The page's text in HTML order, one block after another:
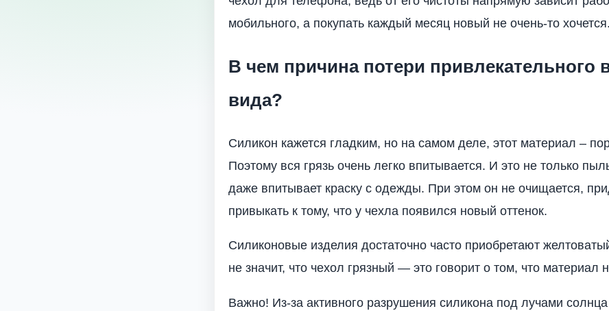
мобильного, а покупать каждый месяц новый не очень-то хочется.
В чем причина потери привлекательного
вида?
Силикон кажется гладким, но на самом деле, этот материал –
Поэтому вся грязь очень легко впитывается. И это не только
даже впитывает краску с одежды. При этом он не очищается,
привыкать к тому, что у чехла появился новый оттенок.
Силиконовые изделия достаточно часто приобретают
не значит, что чехол грязный — это говорит о том, что материал
Важно! Из-за активного разрушения силикона под лучами солнца